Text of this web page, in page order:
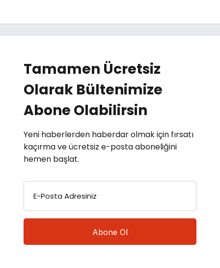
Tamamen Ücretsiz
Olarak Bültenimize
Abone Olabilirsin
Yeni haberlerden haberdar olmak için fırsatı
kaçırma ve ücretsiz e-posta aboneliğini
hemen başlat.
E-Posta Adresiniz